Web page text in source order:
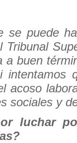
se puede
Tribunal
a buen
intentamos
acoso
sociales y
luchar